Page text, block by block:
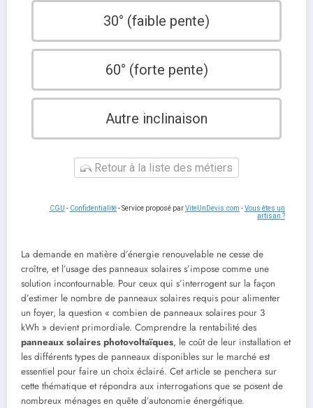
30° (faible pente)
60° (forte pente)
Autre inclinaison
Retour à la liste des métiers
CGU - Confidentialité- Service proposé parViteUnDevis.com -Vous êtes un
artisan ?
La demande en matière d’énergie renouvelable ne cesse de
croître, et l’usage des panneaux solaires s’impose comme une
solution incontournable. Pour ceux qui s’interrogent sur la façon
d’estimer le nombre de panneaux solaires requis pour alimenter
un foyer, la question « combien de panneaux solaires pour 3
kWh » devient primordiale. Comprendre la rentabilité des
panneaux solaires photovoltaïques, le coût de leur installation et
les différents types de panneaux disponibles sur le marché est
essentiel pour faire un choix éclairé. Cet article se penchera sur
cette thématique et répondra aux interrogations que se posent de
nombreux ménages en quête d’autonomie énergétique.